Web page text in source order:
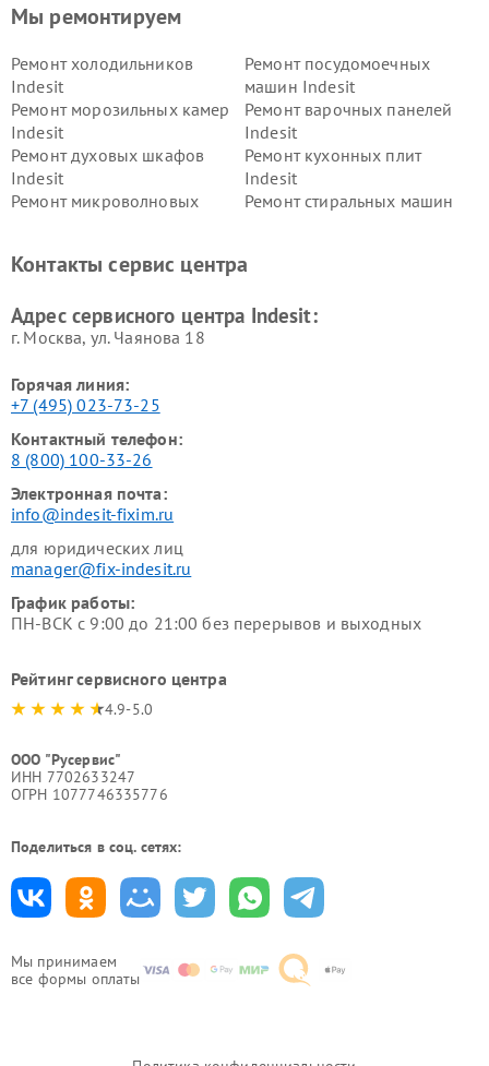
Мы принимаем
все формы оплаты
Мы ремонтируем
Ремонт холодильников
Indesit
Ремонт посудомоечных
машин Indesit
Ремонт морозильных камер
Indesit
Ремонт варочных панелей
Indesit
Ремонт духовых шкафов
Indesit
Ремонт кухонных плит
Indesit
Ремонт микроволновых
Ремонт стиральных машин
Indesit
Indesit
Контакты сервис центра
Адрес сервисного центра Indesit:
г. Москва, ул. Чаянова 18
Горячая линия:
+7 (495) 023-73-25
Контактный телефон:
8 (800) 100-33-26
Электронная почта:
info@indesit-fixim.ru
для юридических лиц
manager@fix-indesit.ru
График работы:
ПН-ВСК с 9:00 до 21:00 без перерывов и выходных
Рейтинг сервисного центра
4.9-5.0
ООО "Русервис"
ИНН 7702633247
ОГРН 1077746335776
Поделиться в соц. сетях: